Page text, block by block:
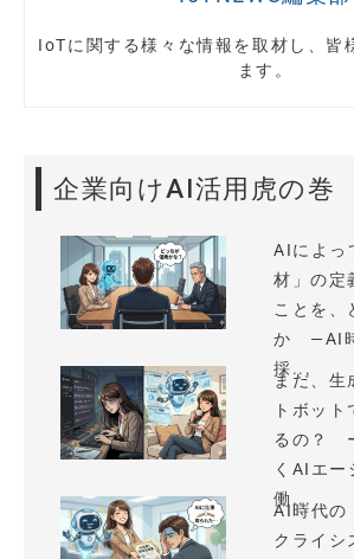
IoTに関する様々な情報を取材し、皆
ます。
企業向けAI活用虎の巻
AIによっ
材」の定
ことを、
か —AI
採...
まだ、生
トボッ
るの？
くAIエー
働...
AI時代の
クライ